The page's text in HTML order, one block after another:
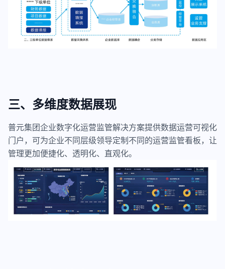
三、多维度数据展现
普元集团企业数字化运营监管解决方案提供数据运营可视化
门户，可为企业不同层级领导定制不同的运营监管看板，让
管理更加便捷化、透明化、直观化。